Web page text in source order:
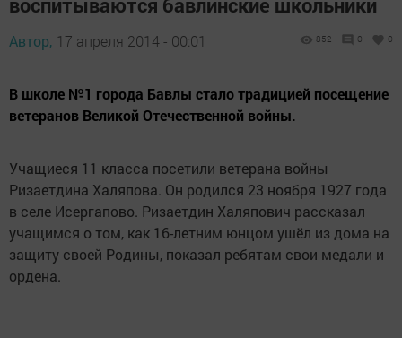
воспитываются бавлинские школьники
Автор, 17 апреля 2014 - 00:01 852 0 0
В школе №1 города Бавлы стало традицией посещение
ветеранов Великой Отечественной войны.
Учащиеся 11 класса посетили ветерана войны
Ризаетдина Халяпова. Он родился 23 ноября 1927 года
в селе Исергапово. Ризаетдин Халяпович рассказал
учащимся о том, как 16-летним юнцом ушёл из дома на
защиту своей Родины, показал ребятам свои медали и
ордена.